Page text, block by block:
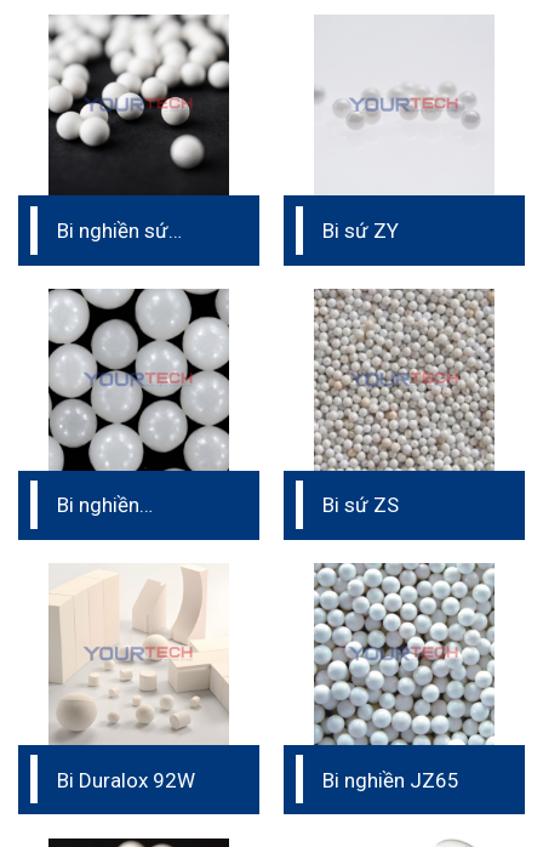
Bi nghiền sứ
Bi sứ ZY
Bi nghiền
Bi sứ ZS
Bi Duralox 92W Bi nghiền JZ65